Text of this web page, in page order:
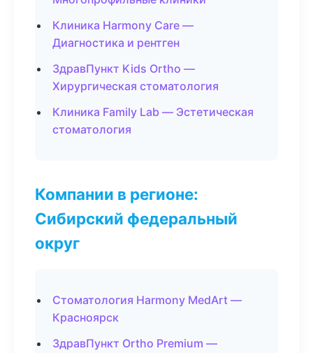
Клиника Harmony Care —
Диагностика и рентген
ЗдравПункт Kids Ortho —
Хирургическая стоматология
Клиника Family Lab — Эстетическая
стоматология
Компании в регионе:
Сибирский федеральный
округ
Стоматология Harmony MedArt —
Красноярск
ЗдравПункт Ortho Premium —